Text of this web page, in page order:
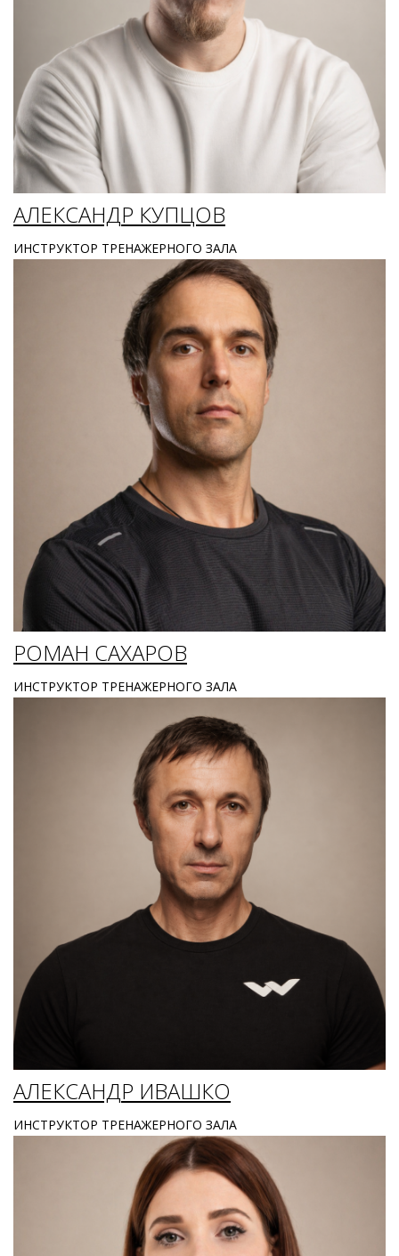
АЛЕКСАНДР КУПЦОВ
ИНСТРУКТОР ТРЕНАЖЕРНОГО ЗАЛА
РОМАН САХАРОВ
ИНСТРУКТОР ТРЕНАЖЕРНОГО ЗАЛА
АЛЕКСАНДР ИВАШКО
ИНСТРУКТОР ТРЕНАЖЕРНОГО ЗАЛА